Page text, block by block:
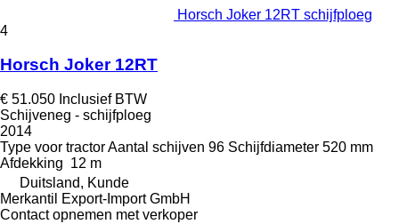
Horsch Joker 12RT schijfploeg
4
Horsch Joker 12RT
€ 51.050 Inclusief BTW
Schijveneg - schijfploeg
2014
Type voor tractorAantal schijven 96 Schijfdiameter 520 mm
Afdekking 12 m
Duitsland, Kunde
Merkantil Export-Import GmbH
Contact opnemen met verkoper